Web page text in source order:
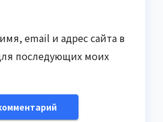
email и адрес сайта в
последующих моих